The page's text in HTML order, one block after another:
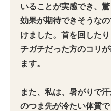
いることが実感でき、驚
効果が期待できそうな
けました。首を回した
チガチだった方のコリ
ます。
また、私は、暑がりで
のつま先が冷たい体質